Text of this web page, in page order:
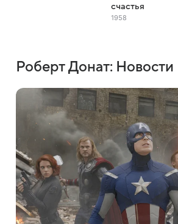
счастья
1958
Роберт Донат: Новости